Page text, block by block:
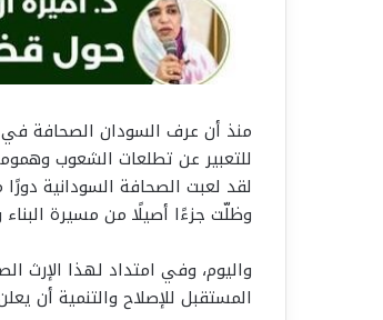
منذ أن عرف السودان الصحافة في
للتعبير عن تطلعات الشعوب
لقد لعبت الصحافة السودانية
وظلّت جزءًا أصيلًا من مسيرة
واليوم، وفي امتداد لهذا الإرث
المستقبل للإصلاح والتنمية أن